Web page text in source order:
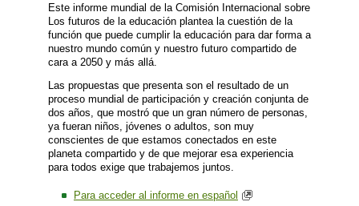
Este informe mundial de la Comisión Internacional sobre
Los futuros de la educación plantea la cuestión de la
función que puede cumplir la educación para dar forma a
nuestro mundo común y nuestro futuro compartido de
cara a 2050 y más allá.
Las propuestas que presenta son el resultado de un
proceso mundial de participación y creación conjunta de
dos años, que mostró que un gran número de personas,
ya fueran niños, jóvenes o adultos, son muy
conscientes de que estamos conectados en este
planeta compartido y de que mejorar esa experiencia
para todos exige que trabajemos juntos.
Para acceder al informe en español